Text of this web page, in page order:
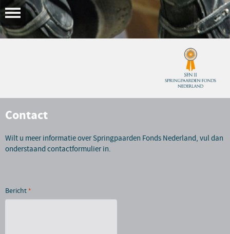
Contact
Wilt u meer informatie over Springpaarden Fonds Nederland, vul dan
onderstaand contactformulier in.
Bericht *